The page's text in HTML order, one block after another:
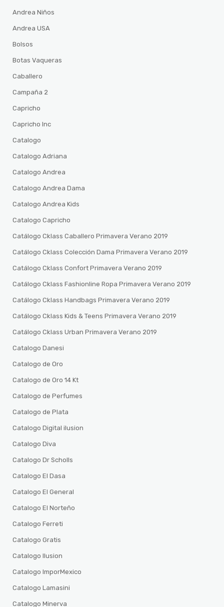
Andrea Niños
Andrea USA
Bolsos
Botas Vaqueras
Caballero
Campaña 2
Capricho
Capricho Inc
Catalogo
Catalogo Adriana
Catalogo Andrea
Catalogo Andrea Dama
Catalogo Andrea Kids
Catalogo Capricho
Catálogo Cklass Caballero Primavera Verano 2019
Catálogo Cklass Colección Dama Primavera Verano 2019
Catálogo Cklass Confort Primavera Verano 2019
Catálogo Cklass Fashionline Ropa Primavera Verano 2019
Catálogo Cklass Handbags Primavera Verano 2019
Catálogo Cklass Kids & Teens Primavera Verano 2019
Catálogo Cklass Urban Primavera Verano 2019
Catalogo Danesi
Catalogo de Oro
Catalogo de Oro 14 Kt
Catalogo de Perfumes
Catalogo de Plata
Catalogo Digital ilusion
Catalogo Diva
Catalogo Dr Scholls
Catalogo El Dasa
Catalogo El General
Catalogo El Norteño
Catalogo Ferreti
Catalogo Gratis
Catalogo Ilusion
Catalogo ImporMexico
Catalogo Lamasini
Catalogo Minerva